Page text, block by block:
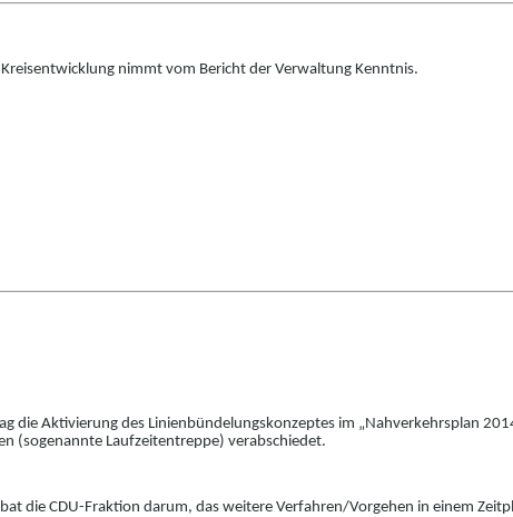
nimmt vom Bericht der Verwaltung Kenntnis.
die Aktivierungdes Linienbündelungskonzeptes im „Nahverkehrsplan
(sogenannte Laufzeitentreppe) verabschiedet.
die CDU-Fraktion darum, das weitere Verfahren/Vorgehen in einem